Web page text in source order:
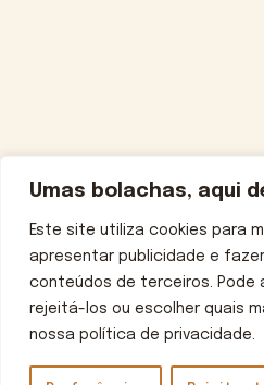
Umas bolachas, aqui
Este site utiliza cookies para
apresentar publicidade e
conteúdos de terceiros.
rejeitá-los ou escolher quais
nossa política de privacidade.